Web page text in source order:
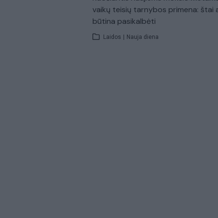
vaikų teisių tarnybos primena: štai
būtina pasikalbėti
Laidos | Nauja diena